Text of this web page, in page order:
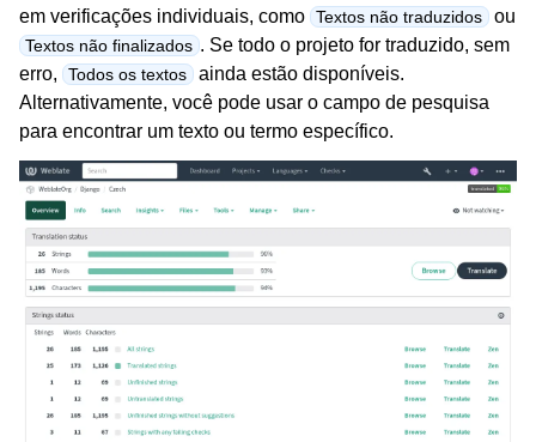
em verificações individuais, como Textos não traduzidos ou
Textos não finalizados . Se todo o projeto for traduzido, sem
erro,
Todos os textos ainda estão disponíveis.
Alternativamente, você pode usar o campo de pesquisa
para encontrar um texto ou termo específico.